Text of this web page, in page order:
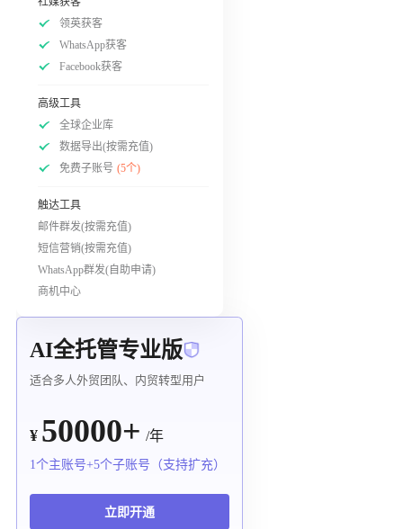
领英获客
WhatsApp获客
Facebook获客
高级工具
全球企业库
数据导出(按需充值)
免费子账号 (5个)
触达工具
邮件群发(按需充值)
短信营销(按需充值)
WhatsApp群发(自助申请)
商机中心
AI全托管专业版
适合多人外贸团队、内贸转型用户
¥ 50000+ /年
1个主账号+5个子账号（支持扩充）
立即开通